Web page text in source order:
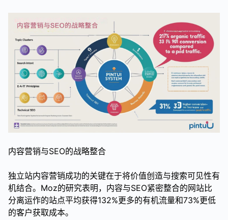
内容营销与SEO的战略整合
独立站内容营销成功的关键在于将价值创造与搜索可见性有
机结合。Moz的研究表明，内容与SEO紧密整合的网站比
分离运作的站点平均获得132%更多的有机流量和73%更低
的客户获取成本。